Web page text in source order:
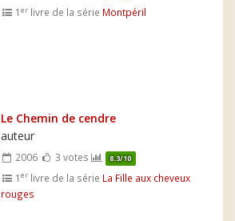
1er livre de la série Montpéril
Le Chemin de cendre
auteur
2006 3 votes 8.3/10
1er livre de la série La Fille aux cheveux
rouges